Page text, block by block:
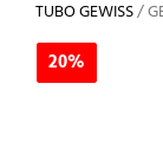
TUBO GEWISS/
20%
20%